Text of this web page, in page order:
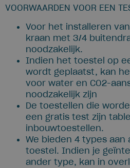
VOORWAARDEN VOOR EEN
Voor het installeren
kraan met 3/4
noodzakelijk.
Indien het toestel op
wordt geplaatst, kan
voor water en CO2-
noodzakelijk zijn
De toestellen die
een gratis test zijn
inbouwtoestellen.
We bieden 4 types aan
toestel. Indien je
ander type, kan in